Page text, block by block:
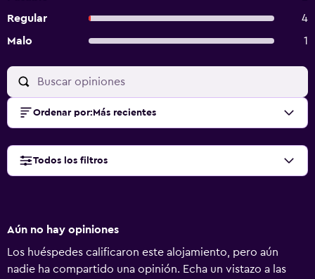
Regular
4
Malo
1
Ordenar por: Más recientes
Todos los filtros
Aún no hay opiniones
Los huéspedes calificaron este alojamiento, pero aún
nadie ha compartido una opinión. Echa un vistazo a las